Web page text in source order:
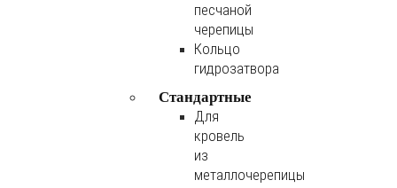
песчаной
черепицы
Кольцо
гидрозатвора
Стандартные
Для
кровель
из
металлочерепицы